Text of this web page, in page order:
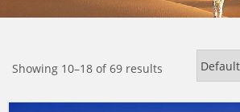
Showing 10–18 of 69 results